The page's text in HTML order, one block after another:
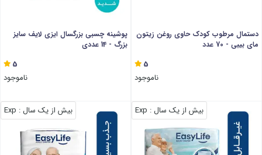
دستمال مرطوب کودک حاوی روغن زیتون
مای بیبی - 70 عدد
5
ناموجود
پوشینه چسبی بزرگسال ایزی لایف سایز
بزرگ - 14 عددی
5
ناموجود
بیش از یک سال : Exp بیش از یک سال : Exp